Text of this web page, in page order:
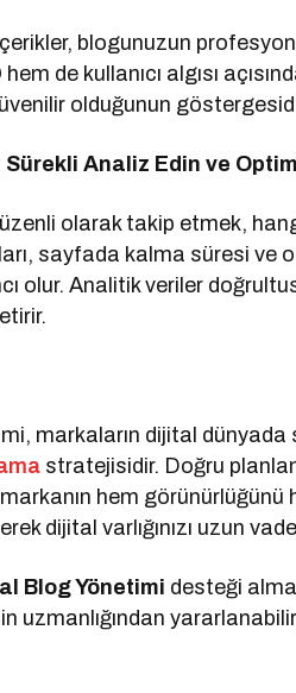
blogunuzun
de kullanıcı algısı
olduğunun
Sürekli Analiz Edin ve
olarak takip etmek,
sayfada kalma süresi ve
olur. Analitik veriler
markaların dijital
stratejisidir. Doğru
hem görünürlüğünü
dijital varlığınızı uzun
Blog Yönetimi desteği
uzmanlığından